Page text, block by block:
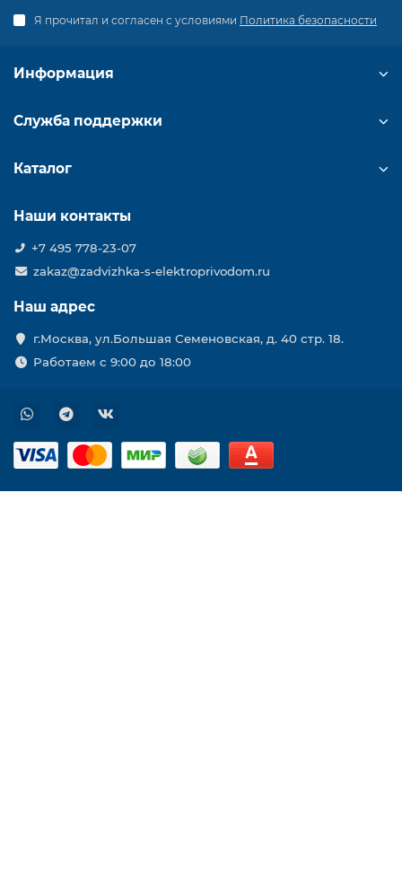
Я прочитал и согласен с условиями Политика безопасности
Информация
Служба поддержки
Каталог
Наши контакты
+7 495 778-23-07
zakaz@zadvizhka-s-elektroprivodom.ru
Наш адрес
г.Москва, ул.Большая Семеновская, д. 40 стр. 18.
Работаем с 9:00 до 18:00